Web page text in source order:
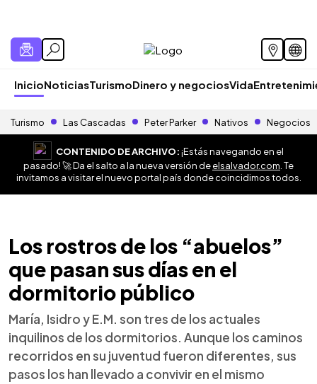
InicioNoticiasTurismoDinero y negociosVida
Turismo Las Cascadas Peter Parker Nativos Negocios
CONTENIDO DE ARCHIVO:¡Estás navegando en el
pasado! 🚀 Da el salto a la nueva versión deelsalvador.com . Te
invitamos a visitar el nuevo portal país donde coincidimos todos.
Los rostros de los “abuelos”
que pasan sus días en el
dormitorio público
María, Isidro y E.M. son tres de los actuales
inquilinos de los dormitorios. Aunque los caminos
recorridos en su juventud fueron diferentes, sus
pasos los han llevado a convivir en el mismo